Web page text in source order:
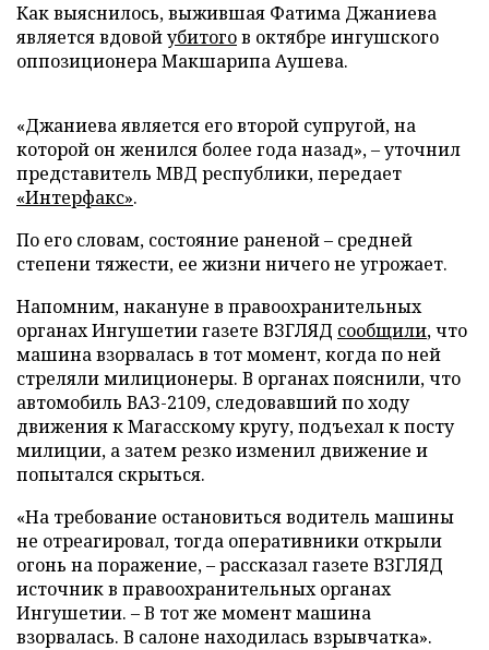
Как выяснилось, выжившая Фатима Джаниева
является вдовойубитогов октябре ингушского
оппозиционера Макшарипа Аушева.
«Джаниева является его второй супругой, на
которой он женился более года назад», – уточнил
представитель МВД республики, передает
«Интерфакс».
По его словам, состояние раненой – средней
степени тяжести, ее жизни ничего не угрожает.
Напомним, накануне в правоохранительных
органах Ингушетии газете ВЗГЛЯД сообщили, что
машина взорвалась в тот момент, когда по ней
стреляли милиционеры. В органах пояснили, что
автомобиль ВАЗ-2109, следовавший по ходу
движения к Магасскому кругу, подъехал к посту
милиции, а затем резко изменил движение и
попытался скрыться.
«На требование остановиться водитель машины
не отреагировал, тогда оперативники открыли
огонь на поражение, – рассказал газете ВЗГЛЯД
источник в правоохранительных органах
Ингушетии. – В тот же момент машина
взорвалась. В салоне находилась взрывчатка».